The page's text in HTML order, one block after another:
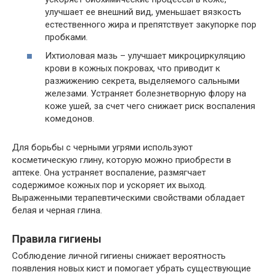
улучшает ее внешний вид, уменьшает вязкость
естественного жира и препятствует закупорке пор
пробками.
Ихтиоловая мазь – улучшает микроциркуляцию
крови в кожных покровах, что приводит к
разжижению секрета, выделяемого сальными
железами. Устраняет болезнетворную флору на
коже ушей, за счет чего снижает риск воспаления
комедонов.
Для борьбы с черными угрями используют
косметическую глину, которую можно приобрести в
аптеке. Она устраняет воспаление, размягчает
содержимое кожных пор и ускоряет их выход.
Выраженными терапевтическими свойствами обладает
белая и черная глина.
Правила гигиены
Соблюдение личной гигиены снижает вероятность
появления новых кист и помогает убрать существующие